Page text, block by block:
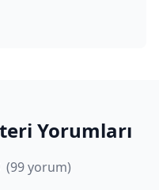
Yorumları
(99 yorum)